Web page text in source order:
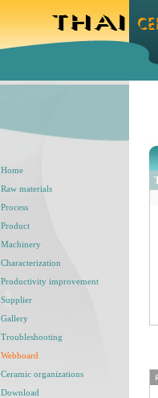
Home
Raw materials
Process
Product
Machinery
Characterization
Productivity improvement
Supplier
Gallery
Troubleshooting
Webboard
Ceramic organizations
Download